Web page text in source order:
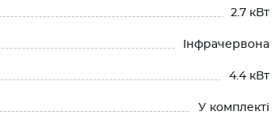
2.7 кВт
Інфрачервона
4.4 кВт
У комплекті